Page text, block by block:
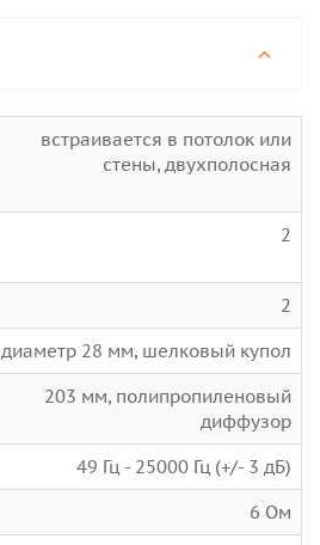
встраивается в потолок или
стены, двухполосная
2
2
диаметр 28 мм, шелковый купол
203 мм, полипропиленовый
диффузор
49 Гц - 25000 Гц (+/- 3 дБ)
6 Ом